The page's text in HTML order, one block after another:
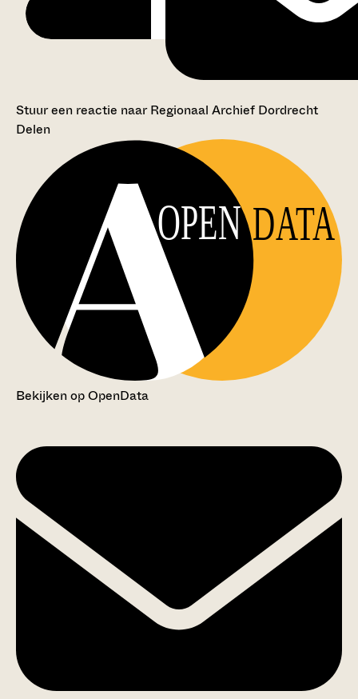
Stuur een reactie naar Regionaal Archief Dordrecht
Delen
OPEN DATA
Bekijken op OpenData